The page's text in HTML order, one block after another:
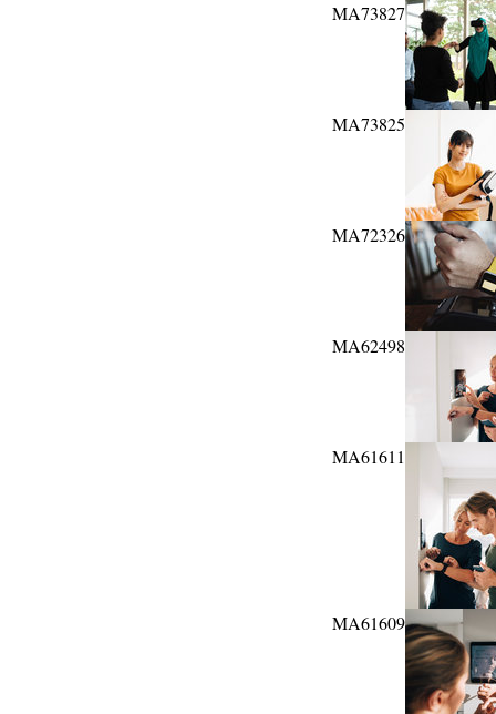
MA73827
MA73825
MA72326
MA62498
MA61611
MA61609